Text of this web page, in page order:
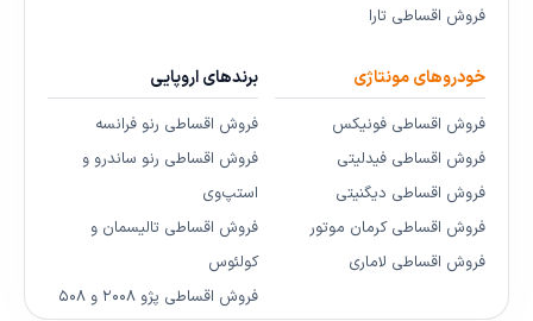
فروش اقساطی تارا
خودروهای مونتاژی
فروش اقساطی فونیکس
فروش اقساطی فیدلیتی
فروش اقساطی دیگنیتی
فروش اقساطی کرمان موتور
فروش اقساطی لاماری
برندهای اروپایی
فروش اقساطی رنو فرانسه
فروش اقساطی رنو ساندرو و
استپ‌وی
فروش اقساطی تالیسمان و
کولئوس
فروش اقساطی پژو ۲۰۰۸ و ۵۰۸